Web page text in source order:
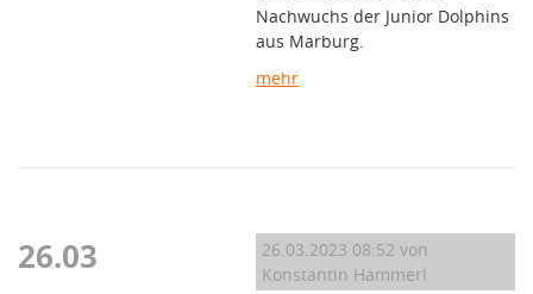
Nachwuchs der Junior Dolphins
aus Marburg.
mehr
26.03 26.03.2023 08:52 von
Konstantin Hammerl